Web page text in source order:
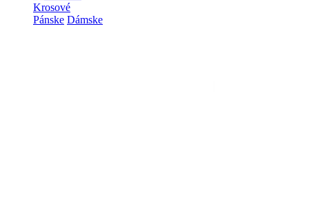
Krosové
Pánske Dámske